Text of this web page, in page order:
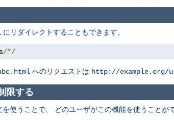
リダイレクトすることもできます。
/*/
へのリクエストは http://example.org/
限する
使うことで、 どのユーザがこの機能を使うことが